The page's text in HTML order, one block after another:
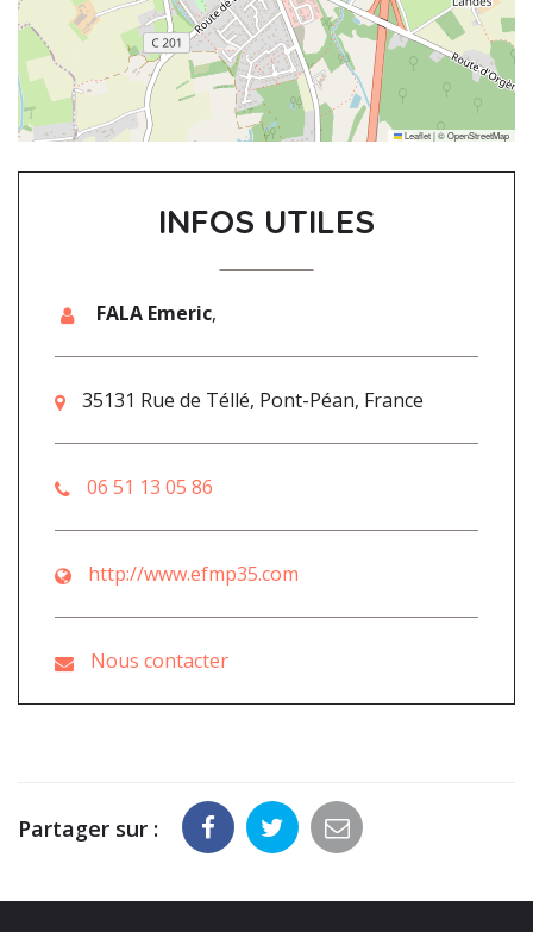
Leaflet|©OpenStreetMap
INFOS UTILES
FALA Emeric,
35131 Rue de Téllé, Pont-Péan, France
06 51 13 05 86
http://www.efmp35.com
Nous contacter
Partager sur :